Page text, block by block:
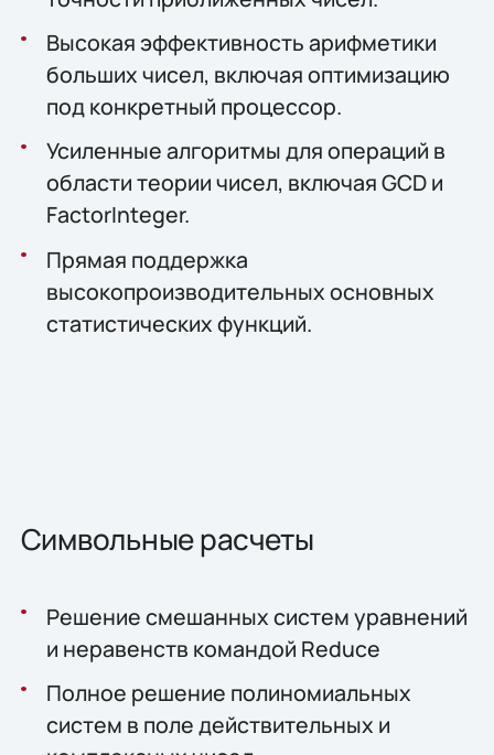
Высокая эффективность арифметики
больших чисел, включая оптимизацию
под конкретный процессор.
Усиленные алгоритмы для операций в
области теории чисел, включая GCD и
FactorInteger.
Прямая поддержка
высокопроизводительных основных
статистических функций.
Символьные расчеты
Решение смешанных систем уравнений
и неравенств командой Reduce
Полное решение полиномиальных
систем в поле действительных и